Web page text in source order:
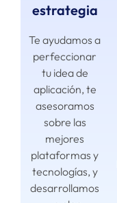
estrategia
Te ayudamos a
perfeccionar
tu idea de
aplicación, te
asesoramos
sobre las
mejores
plataformas y
tecnologías, y
desarrollamos